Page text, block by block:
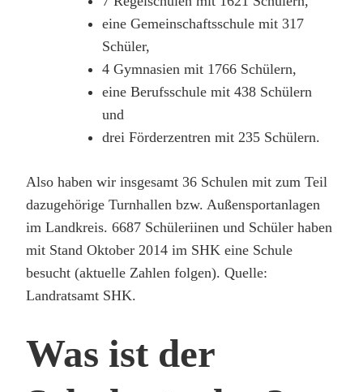
eine Gemeinschaftsschule mit 317
Schüler,
4 Gymnasien mit 1766 Schülern,
eine Berufsschule mit 438 Schülern
und
drei Förderzentren mit 235 Schülern.
Also haben wir insgesamt 36 Schulen mit zum Teil
dazugehörige Turnhallen bzw. Außensportanlagen
im Landkreis. 6687 Schüleriinen und Schüler haben
mit Stand Oktober 2014 im SHK eine Schule
besucht (aktuelle Zahlen folgen). Quelle:
Landratsamt SHK.
Was ist der